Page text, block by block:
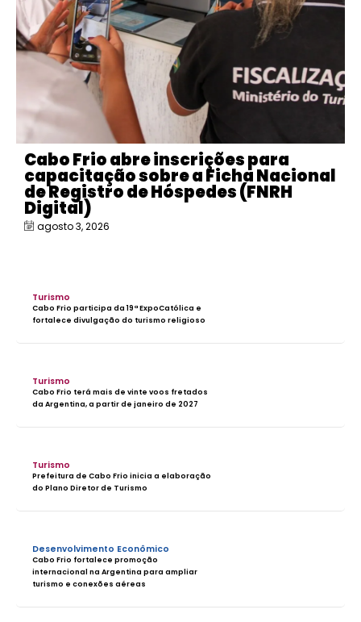
Cabo Frio abre inscrições para
capacitação sobre a Ficha Nacional
de Registro de Hóspedes (FNRH
Digital)
agosto 3, 2026
Turismo
Cabo Frio participa da 19ª ExpoCatólica e
fortalece divulgação do turismo religioso
Turismo
Cabo Frio terá mais de vinte voos fretados
da Argentina, a partir de janeiro de 2027
Turismo
Prefeitura de Cabo Frio inicia a elaboração
do Plano Diretor de Turismo
Desenvolvimento Econômico
Cabo Frio fortalece promoção
internacional na Argentina para ampliar
turismo e conexões aéreas